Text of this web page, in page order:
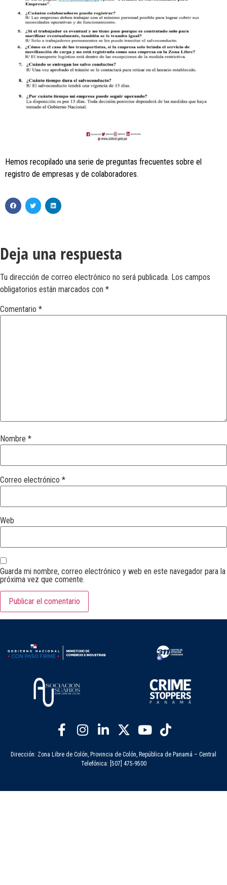
Hemos recopilado una serie de preguntas frecuentes sobre el
registro de empresas y de colaboradores.
Deja una respuesta
Tu dirección de correo electrónico no será publicada. Los campos
obligatorios están marcados con *
Comentario *
Nombre *
Correo electrónico *
Web
Guarda mi nombre, correo electrónico y web en este navegador para la
próxima vez que comente.
Dirección: Zona Libre de Colón, Provincia de Colón, República de Panamá – Central
Telefónica: [507] 475-9500